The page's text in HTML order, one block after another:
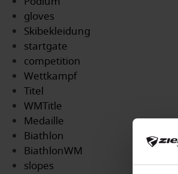
gloves
Skibekleidung
startgate
competition
Wettkampf
Titel
WMTitle
Medaille
Biathlon
BiathlonWM
slopes